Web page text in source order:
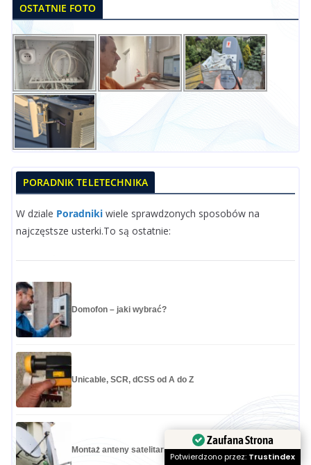
OSTATNIE FOTO
PORADNIK TELETECHNIKA
W dziale Poradniki wiele sprawdzonych sposobów na
najczęstsze usterki.To są ostatnie:
Domofon – jaki wybrać?
Unicable, SCR, dCSS od A do Z
Montaż anteny satelitarnej a spółdzielnia mieszkaniowa
Zaufana Strona